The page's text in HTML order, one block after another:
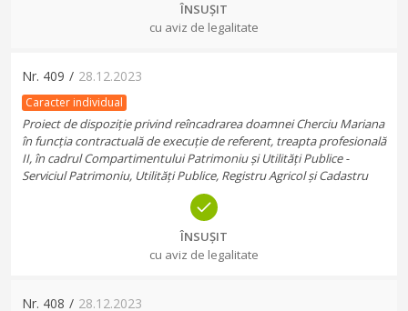
ÎNSUȘIT
cu aviz de legalitate
Nr. 409 / 28.12.2023
Caracter individual
Proiect de dispoziție privind reîncadrarea doamnei Cherciu Mariana
în funcția contractuală de execuție de referent, treapta profesională
II, în cadrul Compartimentului Patrimoniu și Utilități Publice -
Serviciul Patrimoniu, Utilități Publice, Registru Agricol și Cadastru
ÎNSUȘIT
cu aviz de legalitate
Nr. 408 / 28.12.2023